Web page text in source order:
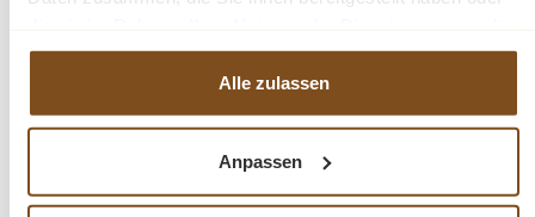
haben.
Alle zulassen
Anpassen
Klassischer Landhaus- und Gründerzeitstil
4 geräumige Fächer
Mehrere stabile Einlegeböden